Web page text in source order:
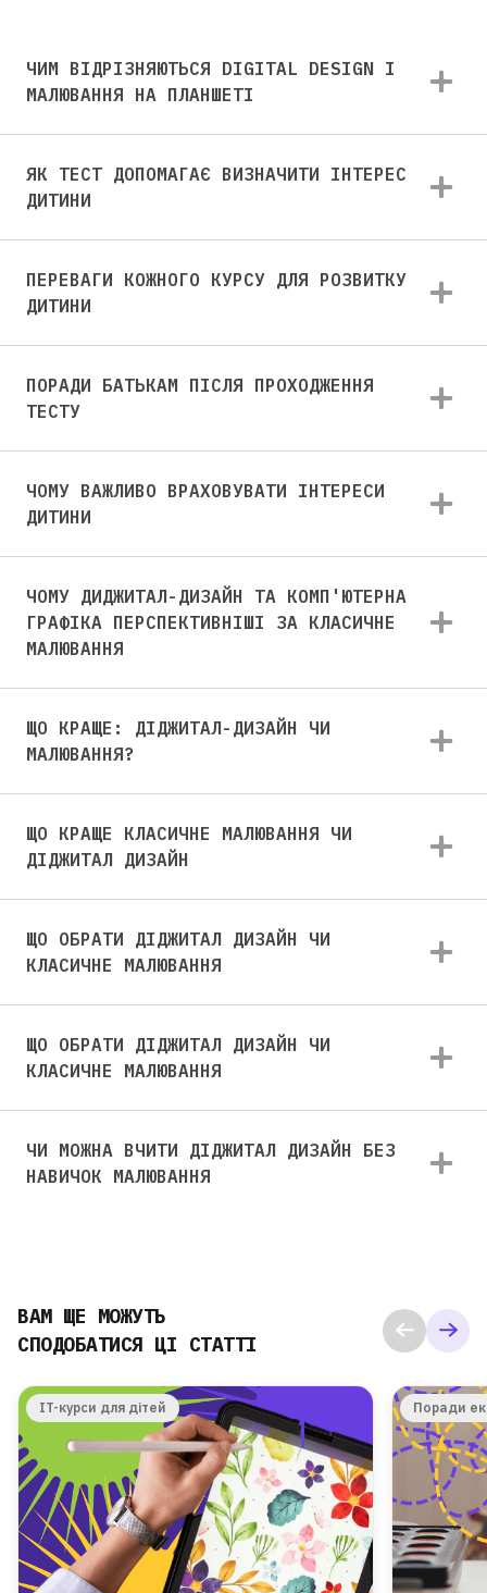
ЧИМ ВІДРІЗНЯЮТЬСЯ DIGITAL DESIGN І
МАЛЮВАННЯ НА ПЛАНШЕТІ
ЯК ТЕСТ ДОПОМАГАЄ ВИЗНАЧИТИ ІНТЕРЕС
ДИТИНИ
ПЕРЕВАГИ КОЖНОГО КУРСУ ДЛЯ РОЗВИТКУ
ДИТИНИ
ПОРАДИ БАТЬКАМ ПІСЛЯ ПРОХОДЖЕННЯ
ТЕСТУ
ЧОМУ ВАЖЛИВО ВРАХОВУВАТИ ІНТЕРЕСИ
ДИТИНИ
ЧОМУ ДИДЖИТАЛ-ДИЗАЙН ТА КОМП'ЮТЕРНА
ГРАФІКА ПЕРСПЕКТИВНІШІ ЗА КЛАСИЧНЕ
МАЛЮВАННЯ
ЩО КРАЩЕ: ДІДЖИТАЛ-ДИЗАЙН ЧИ
МАЛЮВАННЯ?
ЩО КРАЩЕ КЛАСИЧНЕ МАЛЮВАННЯ ЧИ
ДІДЖИТАЛ ДИЗАЙН
ЩО ОБРАТИ ДІДЖИТАЛ ДИЗАЙН ЧИ
КЛАСИЧНЕ МАЛЮВАННЯ
ЩО ОБРАТИ ДІДЖИТАЛ ДИЗАЙН ЧИ
КЛАСИЧНЕ МАЛЮВАННЯ
ЧИ МОЖНА ВЧИТИ ДІДЖИТАЛ ДИЗАЙН БЕЗ
НАВИЧОК МАЛЮВАННЯ
ВАМ ЩЕ МОЖУТЬ
СПОДОБАТИСЯ ЦІ СТАТТІ
IT-курси для дітей Поради
Для дітей від 8 до 13 років
ЗАМІСТЬ ЛІТА В ТЕЛЕФОНІ
ТИЖНІ